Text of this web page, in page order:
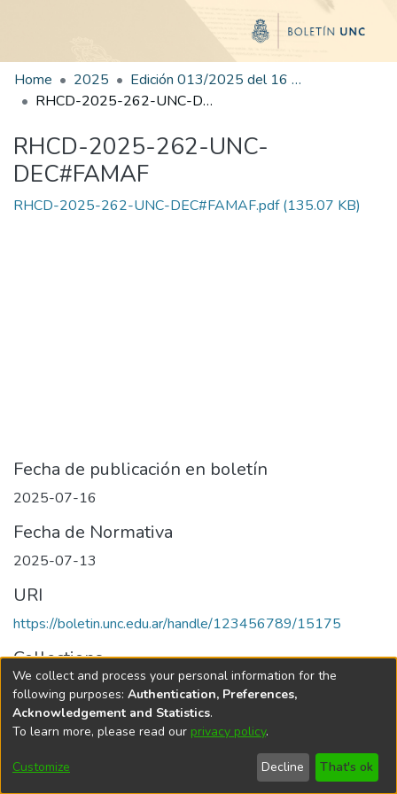
Home 2025
Edición 013/2025 del 16 de julio de 2025
RHCD-2025-262-UNC-DEC#FAMAF
RHCD-2025-262-UNC-
DEC#FAMAF
RHCD-2025-262-UNC-DEC#FAMAF.pdf(135.07 KB)
Fecha de publicación en boletín
2025-07-16
Fecha de Normativa
2025-07-13
URI
https://boletin.unc.edu.ar/handle/123456789/15175
Collections
Edición 013/2025 del 16 de julio de 2025
Universidad Nacional de Córdoba
We collect and process your personal information for the
following purposes: Authentication, Preferences,
Acknowledgement and Statistics.
To learn more, please read our privacy policy.
Customize Decline That's ok